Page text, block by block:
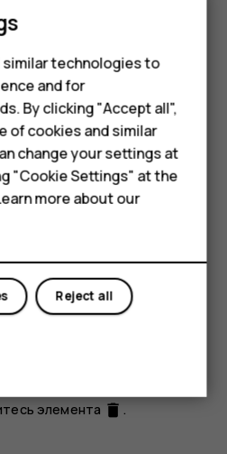
kids
.
которое вы хотите
сообщение, коснитесь пункта
которое вы хотите
пункта
сообщений, коснитесь
элемента delete .
similar technologies to
and for
By clicking "Accept all",
of cookies and similar
change your settings at
"Cookie Settings" at the
more about our
Reject all